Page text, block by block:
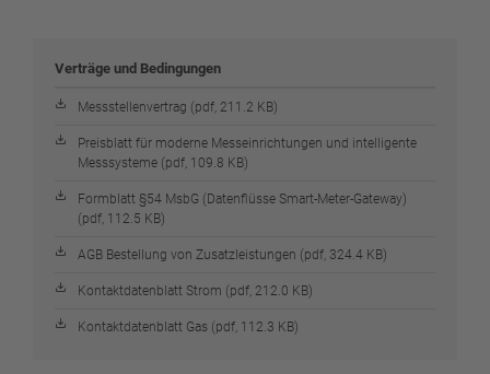
Verträge und Bedingungen
Messstellenvertrag (pdf, 211.2 KB)
Preisblatt für moderne Messeinrichtungen und intelligente
Messsysteme (pdf, 109.8 KB)
Formblatt §54 MsbG (Datenflüsse Smart-Meter-Gateway)
(pdf, 112.5 KB)
AGB Bestellung von Zusatzleistungen (pdf, 324.4 KB)
Kontaktdatenblatt Strom (pdf, 212.0 KB)
Kontaktdatenblatt Gas (pdf, 112.3 KB)